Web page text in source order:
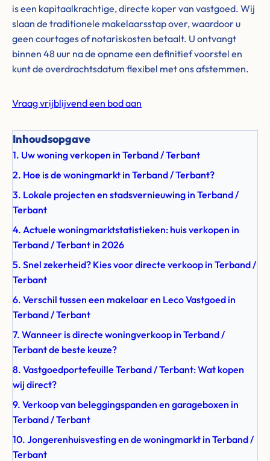
is een kapitaalkrachtige, directe koper van vastgoed. Wij
slaan de traditionele makelaarsstap over, waardoor u
geen courtages of notariskosten betaalt. U ontvangt
binnen 48 uur na de opname een definitief voorstel en
kunt de overdrachtsdatum flexibel met ons afstemmen.
Vraag vrijblijvend een bod aan
Inhoudsopgave
1. Uw woning verkopen in Terband / Terbant
2. Hoe is de woningmarkt in Terband / Terbant?
3. Lokale projecten en stadsvernieuwing in Terband /
Terbant
4. Actuele woningmarktstatistieken: huis verkopen in
Terband / Terbant in 2026
5. Snel zekerheid? Kies voor directe verkoop in Terband /
Terbant
6. Verschil tussen een makelaar en Leco Vastgoed in
Terband / Terbant
7. Wanneer is directe woningverkoop in Terband /
Terbant de beste keuze?
8. Vastgoedportefeuille Terband / Terbant: Wat kopen
wij direct?
9. Verkoop van beleggingspanden en garageboxen in
Terband / Terbant
10. Jongerenhuisvesting en de woningmarkt in Terband /
Terbant